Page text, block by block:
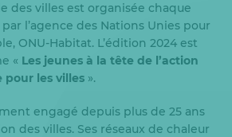
des villes est organisée chaque
l’agence des Nations Unies pour
ONU-Habitat. L’édition 2024 est
« Les jeunes à la tête de l’action
les villes ».
engagé depuis plus de 25 ans
des villes. Ses réseaux de chaleur